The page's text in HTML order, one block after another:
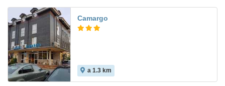
Camargo
a 1.3 km